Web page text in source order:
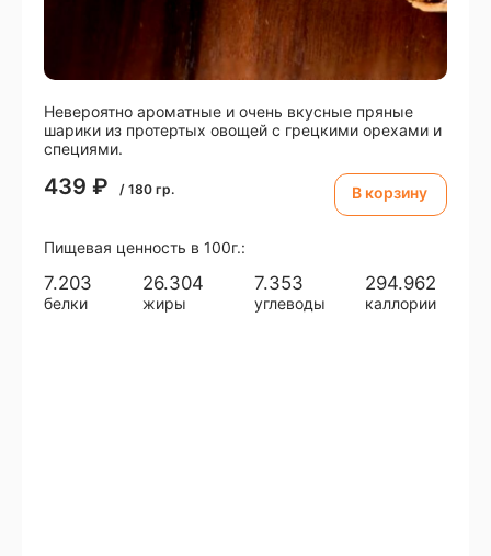
Невероятно ароматные и очень вкусные пряные
шарики из протертых овощей с грецкими орехами и
специями.
439 ₽ / 180 гр. В корзину
Пищевая ценность в 100г.:
7.203
белки
26.304
жиры
7.353
углеводы
294.962
каллории